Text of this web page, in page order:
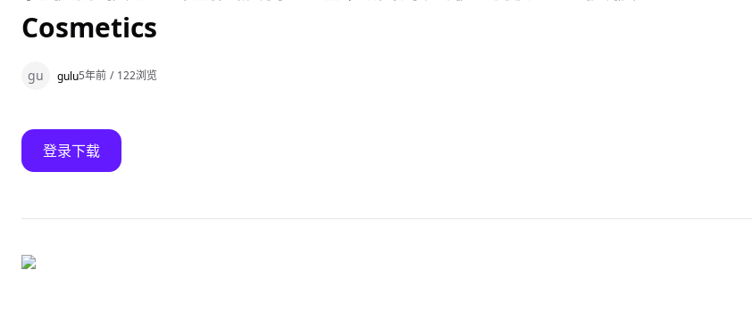
Cosmetics
gu gulu5年前 / 122浏览
登录下载